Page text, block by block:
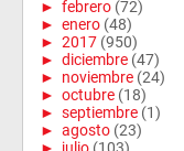
► febrero (72)
► enero (48)
► 2017 (950)
► diciembre (47)
► noviembre (24)
► octubre (18)
► septiembre (1)
► agosto (23)